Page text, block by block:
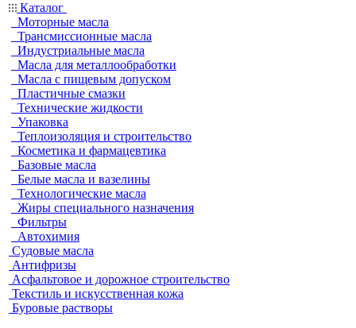
Каталог
Моторные масла
Трансмиссионные масла
Индустриальные масла
Масла для металлообработки
Масла с пищевым допуском
Пластичные смазки
Технические жидкости
Упаковка
Теплоизоляция и строительство
Косметика и фармацевтика
Базовые масла
Белые масла и вазелины
Технологические масла
Жиры специального назначения
Фильтры
Автохимия
Судовые масла
Антифризы
Асфальтовое и дорожное строительство
Текстиль и искусственная кожа
Буровые растворы